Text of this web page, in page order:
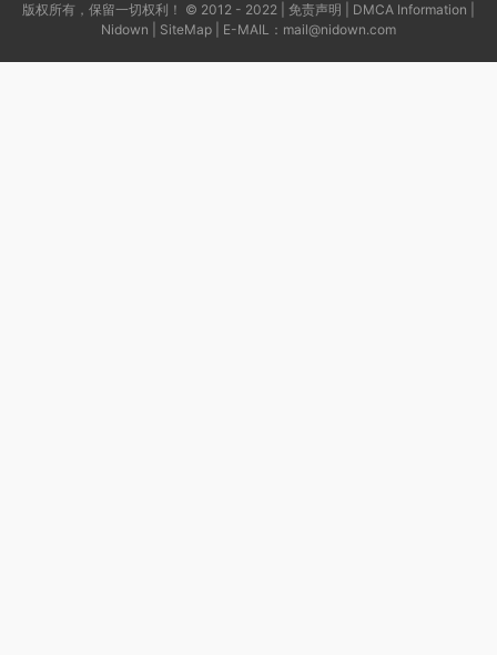
版权所有，保留一切权利！ © 2012 - 2022 | 免责声明 DMCA Information
Nidown
SiteMap | E-MAIL： mail@nidown.com